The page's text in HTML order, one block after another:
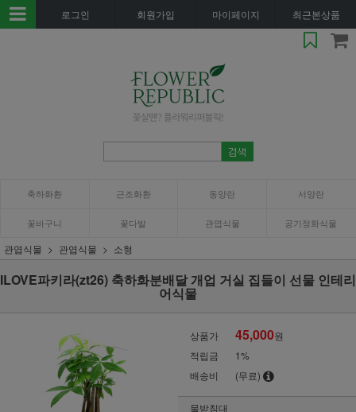
로그인 회원가입 마이페이지 최근본상품
축하화환 근조화환 동양란 서양란
꽃바구니 꽃다발 관엽식물 공기정화식물
관엽식물 관엽식물 소형
ILOVE파키라(zt26) 축하화분배달 개업 거실 집들이 선물 인테리
어식물
상품가 45,000원
적립금
1%
배송비
(무료)
물받침대